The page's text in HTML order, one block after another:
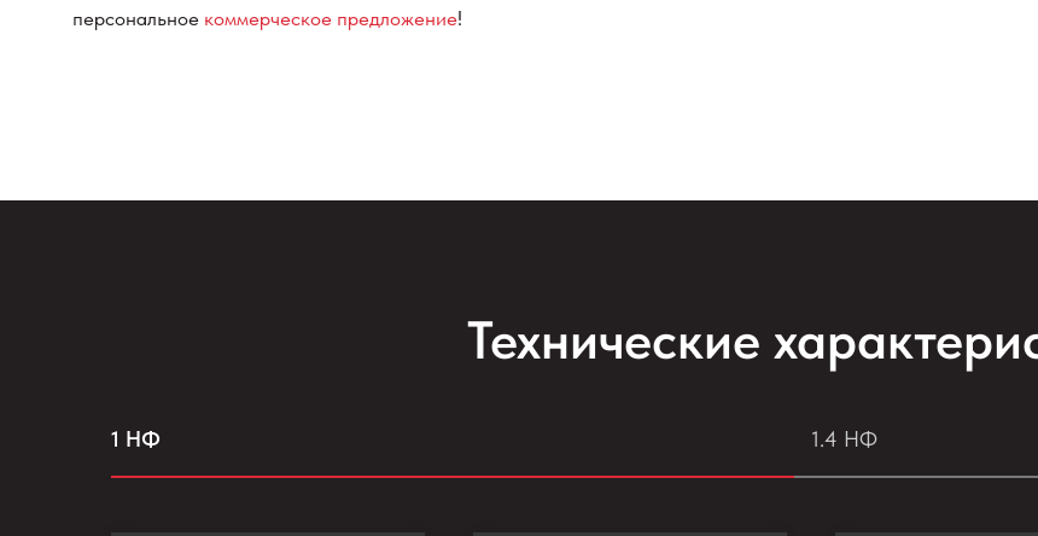
персональное коммерческое предложение!
Технические
1 НФ 1.4 НФ